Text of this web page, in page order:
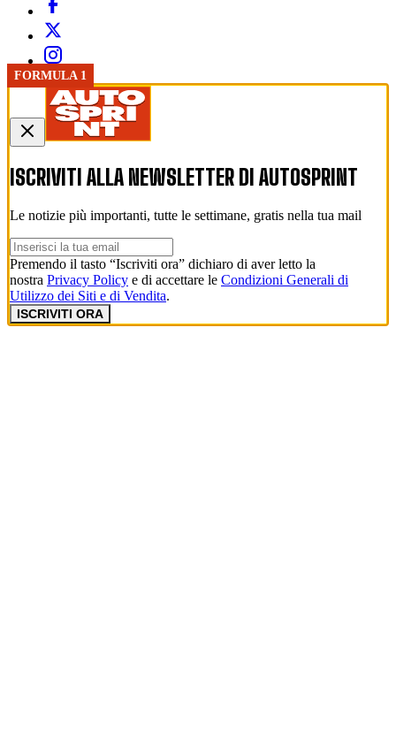
FORMULA 1
ISCRIVITI ALLA NEWSLETTER DI AUTOSPRINT
Le notizie più importanti, tutte le settimane, gratis nella tua mail
Premendo il tasto “Iscriviti ora” dichiaro di aver letto la
nostra Privacy Policy e di accettare le Condizioni Generali di
Utilizzo dei Siti e di Vendita.
ISCRIVITI ORA